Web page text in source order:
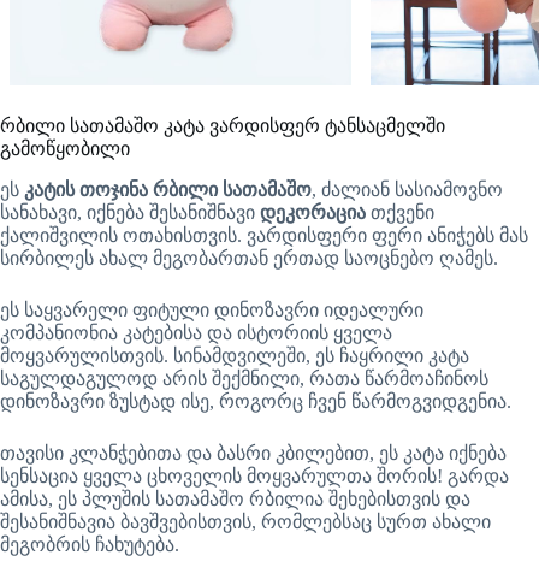
რბილი სათამაშო კატა ვარდისფერ ტანსაცმელში
გამოწყობილი
ეს კატის თოჯინა რბილი სათამაშო, ძალიან სასიამოვნო
სანახავი, იქნება შესანიშნავი დეკორაცია თქვენი
ქალიშვილის ოთახისთვის. ვარდისფერი ფერი ანიჭებს მას
სირბილეს ახალ მეგობართან ერთად საოცნებო ღამეს.
ეს საყვარელი ფიტული დინოზავრი იდეალური
კომპანიონია კატებისა და ისტორიის ყველა
მოყვარულისთვის. სინამდვილეში, ეს ჩაყრილი კატა
საგულდაგულოდ არის შექმნილი, რათა წარმოაჩინოს
დინოზავრი ზუსტად ისე, როგორც ჩვენ წარმოგვიდგენია.
თავისი კლანჭებითა და ბასრი კბილებით, ეს კატა იქნება
სენსაცია ყველა ცხოველის მოყვარულთა შორის! გარდა
ამისა, ეს პლუშის სათამაშო რბილია შეხებისთვის და
შესანიშნავია ბავშვებისთვის, რომლებსაც სურთ ახალი
მეგობრის ჩახუტება.